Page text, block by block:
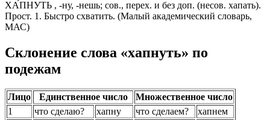
ХА́ПНУТЬ , -ну, -нешь; сов., перех. и без доп. (несов. хапать).
Прост. 1. Быстро схватить. (Малый академический словарь,
МАС)
Склонение слова «хапнуть» по
подежам
Лицо Единственное число
Множественное число
1
что сделаю? хапну что сделаем?
хапнем